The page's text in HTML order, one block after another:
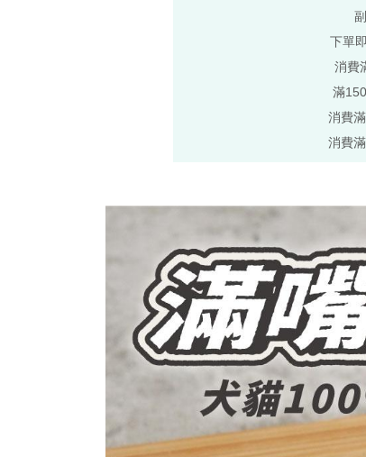
下單
消費
滿
消費
消費